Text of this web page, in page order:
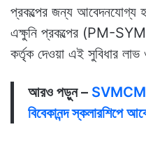
প্রকল্পের জন্য আবেদনযোগ্য
এক্ষুনি প্রকল্পের (PM-
কর্তৃক দেওয়া এই সুবিধার লাভ
আরও পড়ুন – SVMCM
বিবেকানন্দ স্কলারশিপে